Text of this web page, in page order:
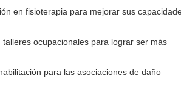
en fisioterapia para mejorar sus
ocupacionales para lograr ser más
para las asociaciones de daño